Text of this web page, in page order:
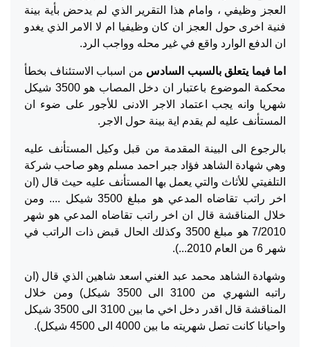
العجز وظيفي ، وامام هذا التقرير الذي لم يدحض بأية بينة
فنية اخرى حول العجز ان كان وظيفيا ام لا الامر الذي يغدو
ان الدفع الوارد واقع في غير محله وواجب الرد.
اما فيما يتعلق بالسبب السادس من اسباب الاستئناف بخطأ
محكمة الموضوع باعتبار ان دخل المصاب هو 3500 شيكل
شهريا وانه يجب اعتماد الاجر الادنى للأجور على ضوء ان
المستأنف عليه لم يقدم اية بينة حول الاجر.
بالرجوع الى البينة المقدمة من قبل وكيل المستأنف عليه
وهي شهادة الشاهد فؤاد جبر احمد مسلم وهو صاحب شركة
التلفيتي للأثاث والتي يعمل بها المستأنف عليه حيث قال (ان
اخر راتب تقاضاه المدعي هو مبلغ 3500 شيكل .... ومن
خلال المناقشة قال ان اخر راتب تقاضاه المدعي هو شهر
7/2010 هو مبلغ 3500 وكذلك الحال قبض ذات الراتب في
شهر 6 من العام 2010...).
وشهادة الشاهد محمد عبد الغني اسعد شاهين الذي قال (ان
راتبه الشهري من 3100 الى 3500 شيكل) ومن خلال
المناقشة قال اقدر دخل اخي ما بين 3100 الى 3500 شيكل
واحيانا كانت تصل شهريته ما بين 4000 الى 4500 شيكل).